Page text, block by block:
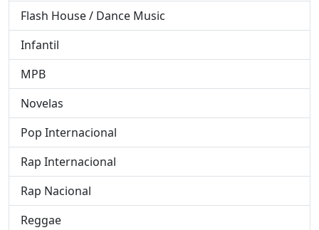
Flash House / Dance Music
Infantil
MPB
Novelas
Pop Internacional
Rap Internacional
Rap Nacional
Reggae